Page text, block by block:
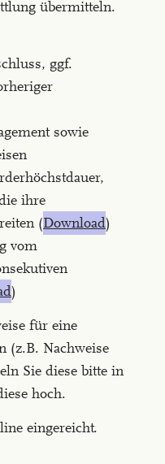
übermitteln.
ggf.
sowie
ihre
(Download)
vom
)
für eine
(z.B. Nachweise
Sie diese bitte in
hoch.
eingereicht.